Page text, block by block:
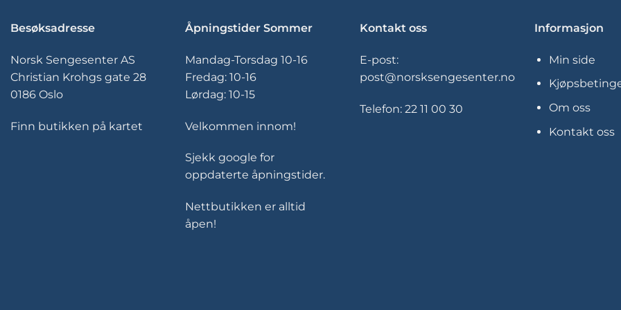
Besøksadresse
Norsk Sengesenter AS
Christian Krohgs gate 28
0186 Oslo
Finn butikken på kartet
Åpningstider Sommer
Mandag-Torsdag 10-16
Fredag: 10-16
Lørdag: 10-15
Velkommen innom!
Sjekk google for
oppdaterte åpningstider.
Nettbutikken er alltid
åpen!
Kontakt oss
E-post:
post@norsksengesenter.no
Telefon: 22 11 00 30
Informasjon
Min side
Om oss
Kontakt oss